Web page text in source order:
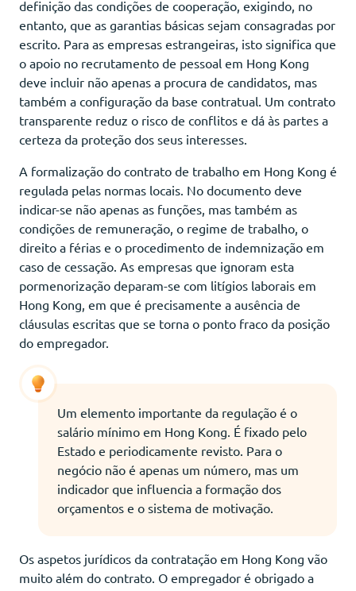
definição das condições de cooperação, exigindo, no
entanto, que as garantias básicas sejam consagradas por
escrito. Para as empresas estrangeiras, isto significa que
o apoio no recrutamento de pessoal em Hong Kong
deve incluir não apenas a procura de candidatos, mas
também a configuração da base contratual. Um contrato
transparente reduz o risco de conflitos e dá às partes a
certeza da proteção dos seus interesses.
A formalização do contrato de trabalho em Hong Kong é
regulada pelas normas locais. No documento deve
indicar-se não apenas as funções, mas também as
condições de remuneração, o regime de trabalho, o
direito a férias e o procedimento de indemnização em
caso de cessação. As empresas que ignoram esta
pormenorização deparam-se com litígios laborais em
Hong Kong, em que é precisamente a ausência de
cláusulas escritas que se torna o ponto fraco da posição
do empregador.
Um elemento importante da regulação é o
salário mínimo em Hong Kong. É fixado pelo
Estado e periodicamente revisto. Para o
negócio não é apenas um número, mas um
indicador que influencia a formação dos
orçamentos e o sistema de motivação.
Os aspetos jurídicos da contratação em Hong Kong vão
muito além do contrato. O empregador é obrigado a